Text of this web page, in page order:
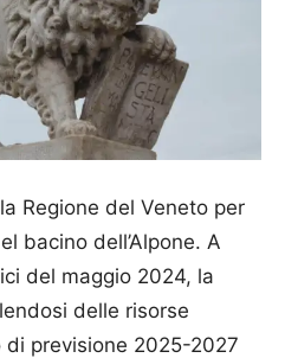
Regione del Veneto per
bacino dell’Alpone. A
del maggio 2024, la
delle risorse
previsione 2025-2027